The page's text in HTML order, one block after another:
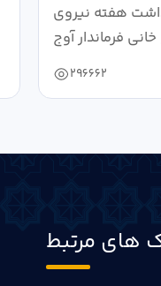
هفته نیروی
فرماندار آوج
به...
296662
های مرتبط